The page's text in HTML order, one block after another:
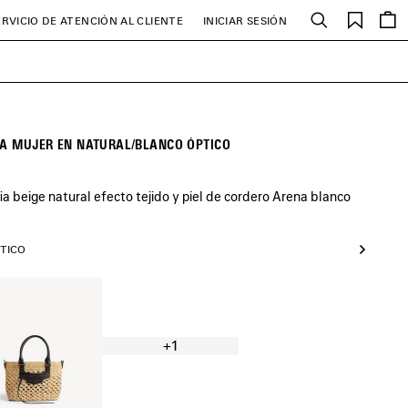
DE ATENCIÓN AL CLIENTE INICIAR SESIÓN Buscar
MUJER EN NATURAL/BLANCO ÓPTICO
beige natural efecto tejido y piel de cordero Arena blanco
+1